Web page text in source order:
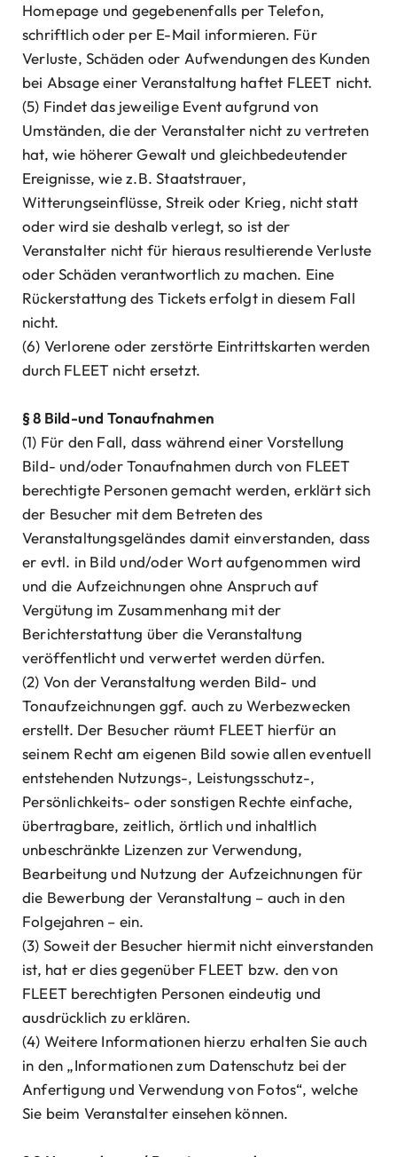
Homepage und gegebenenfalls per Telefon,
schriftlich oder per E-Mail informieren. Für
Verluste, Schäden oder Aufwendungen des Kunden
bei Absage einer Veranstaltung haftet FLEET nicht.
(5) Findet das jeweilige Event aufgrund von
Umständen, die der Veranstalter nicht zu vertreten
hat, wie höherer Gewalt und gleichbedeutender
Ereignisse, wie z.B. Staatstrauer,
Witterungseinflüsse, Streik oder Krieg, nicht statt
oder wird sie deshalb verlegt, so ist der
Veranstalter nicht für hieraus resultierende Verluste
oder Schäden verantwortlich zu machen. Eine
Rückerstattung des Tickets erfolgt in diesem Fall
nicht.
(6) Verlorene oder zerstörte Eintrittskarten werden
durch FLEET nicht ersetzt.
§ 8 Bild-und Tonaufnahmen
(1) Für den Fall, dass während einer Vorstellung
Bild- und/oder Tonaufnahmen durch von FLEET
berechtigte Personen gemacht werden, erklärt sich
der Besucher mit dem Betreten des
Veranstaltungsgeländes damit einverstanden, dass
er evtl. in Bild und/oder Wort aufgenommen wird
und die Aufzeichnungen ohne Anspruch auf
Vergütung im Zusammenhang mit der
Berichterstattung über die Veranstaltung
veröffentlicht und verwertet werden dürfen.
(2) Von der Veranstaltung werden Bild- und
Tonaufzeichnungen ggf. auch zu Werbezwecken
erstellt. Der Besucher räumt FLEET hierfür an
seinem Recht am eigenen Bild sowie allen eventuell
entstehenden Nutzungs-, Leistungsschutz-,
Persönlichkeits- oder sonstigen Rechte einfache,
übertragbare, zeitlich, örtlich und inhaltlich
unbeschränkte Lizenzen zur Verwendung,
Bearbeitung und Nutzung der Aufzeichnungen für
die Bewerbung der Veranstaltung – auch in den
Folgejahren – ein.
(3) Soweit der Besucher hiermit nicht einverstanden
ist, hat er dies gegenüber FLEET bzw. den von
FLEET berechtigten Personen eindeutig und
ausdrücklich zu erklären.
(4) Weitere Informationen hierzu erhalten Sie auch
in den „Informationen zum Datenschutz bei der
Anfertigung und Verwendung von Fotos“, welche
Sie beim Veranstalter einsehen können.